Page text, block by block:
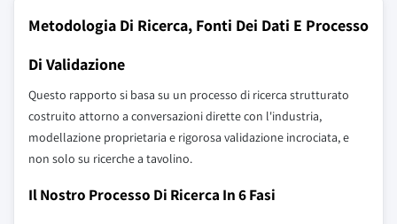
Metodologia Di Ricerca, Fonti Dei Dati E Processo
Di Validazione
Questo rapporto si basa su un processo di ricerca strutturato
costruito attorno a conversazioni dirette con l'industria,
modellazione proprietaria e rigorosa validazione incrociata, e
non solo su ricerche a tavolino.
Il Nostro Processo Di Ricerca In 6 Fasi